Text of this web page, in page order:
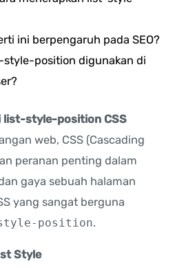
ini berpengaruh pada SEO?
style-position digunakan di
list-style-position CSS
web, CSS (Cascading
peranan penting dalam
gaya sebuah halaman
yang sangat berguna
position.
Style